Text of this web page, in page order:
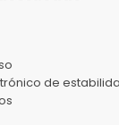
de